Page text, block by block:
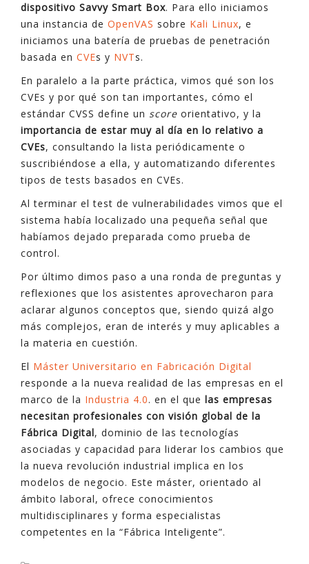
dispositivo Savvy Smart Box. Para ello iniciamos
una instancia de OpenVAS sobre Kali Linux, e
iniciamos una batería de pruebas de penetración
basada en CVEs y NVTs.
En paralelo a la parte práctica, vimos qué son los
CVEs y por qué son tan importantes, cómo el
estándar CVSS define un score orientativo, y la
importancia de estar muy al día en lo relativo a
CVEs, consultando la lista periódicamente o
suscribiéndose a ella, y automatizando diferentes
tipos de tests basados en CVEs.
Al terminar el test de vulnerabilidades vimos que el
sistema había localizado una pequeña señal que
habíamos dejado preparada como prueba de
control.
Por último dimos paso a una ronda de preguntas y
reflexiones que los asistentes aprovecharon para
aclarar algunos conceptos que, siendo quizá algo
más complejos, eran de interés y muy aplicables a
la materia en cuestión.
El Máster Universitario en Fabricación Digital
responde a la nueva realidad de las empresas en el
marco de la Industria 4.0. en el que las empresas
necesitan profesionales con visión global de la
Fábrica Digital, dominio de las tecnologías
asociadas y capacidad para liderar los cambios que
la nueva revolución industrial implica en los
modelos de negocio. Este máster, orientado al
ámbito laboral, ofrece conocimientos
multidisciplinares y forma especialistas
competentes en la “Fábrica Inteligente”.